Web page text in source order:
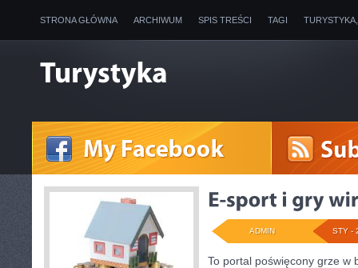
STRONA GŁÓWNA ARCHIWUM SPIS TREŚCI TAGI
STY -
ADMIN
To portal poświęcony grze w